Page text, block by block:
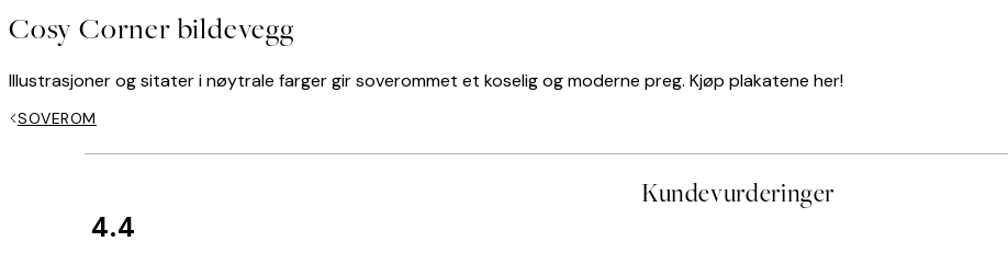
Cosy Corner bildevegg
Illustrasjoner og sitater i nøytrale farger gir soverommet et koselig og moderne preg. Kjøp plakatene her!
SOVEROM
Kundevurderinger
4.4